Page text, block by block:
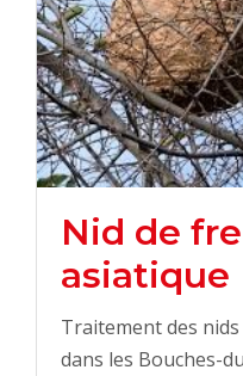
Nid de
asiatique
Traitement des
dans les Bouches-